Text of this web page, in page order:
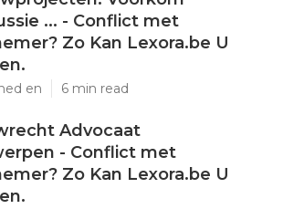
... - Conflict met
Zo Kan Lexora.be U
en 6 min read
Advocaat
- Conflict met
Zo Kan Lexora.be U